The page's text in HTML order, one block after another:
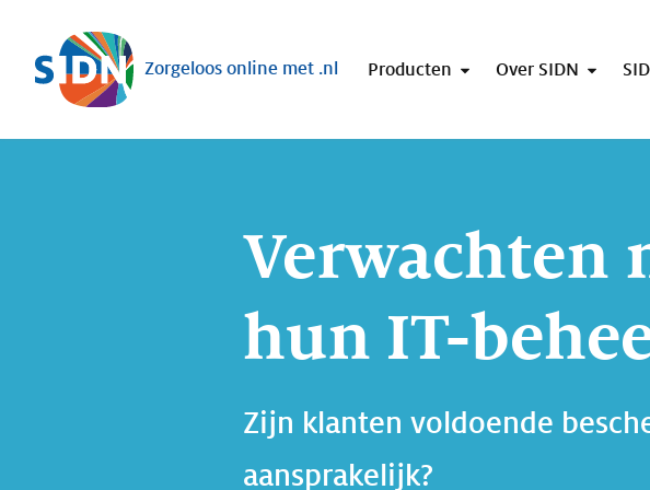
Sla navigatie over
Zorgeloos online met .nl Producten Over SIDN
Verwachten
hun IT-
Zijn klanten voldoende
aansprakelijk?